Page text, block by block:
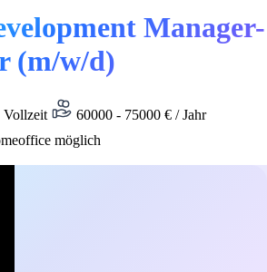
Manager-
(m/w/d)
Vollzeit
60000 - 75000 € / Jahr
möglich